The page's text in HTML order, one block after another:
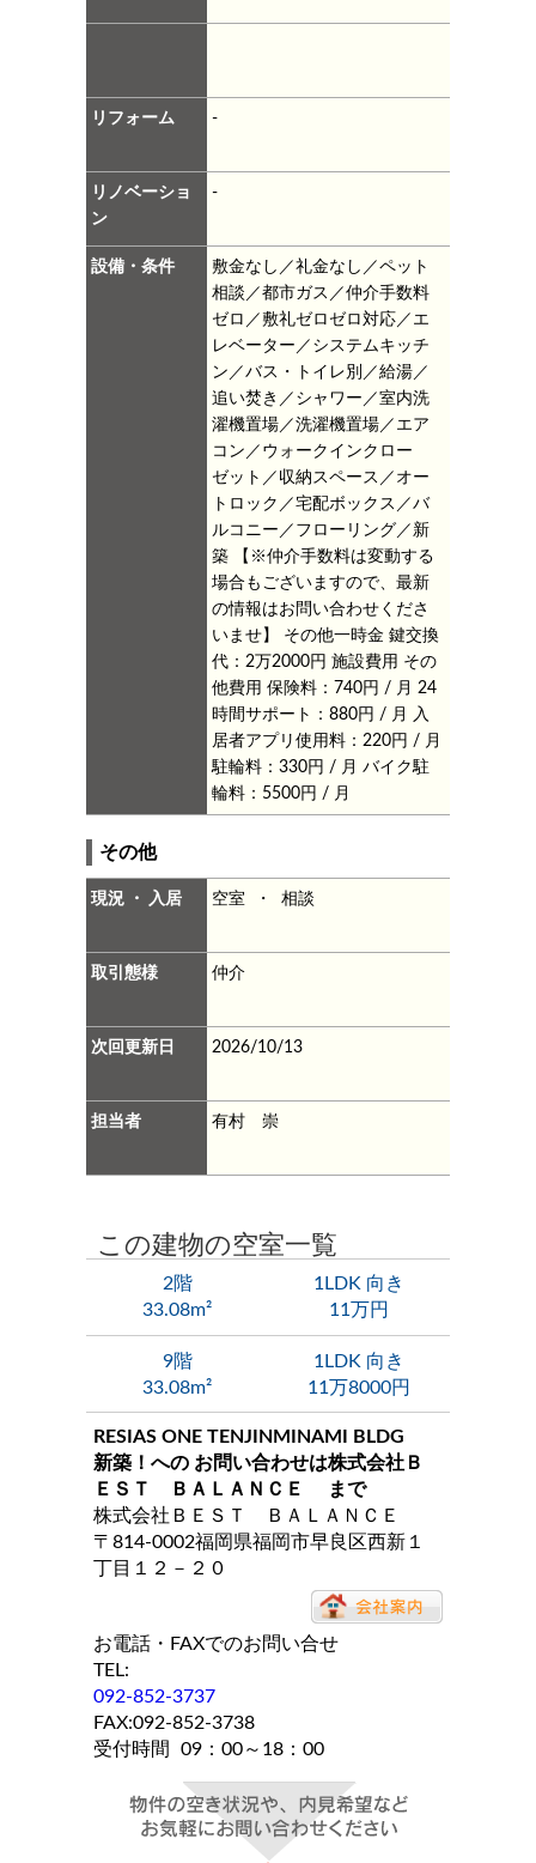
リフォーム -
リノベーショ
ン
-
設備・条件
敷金なし／礼金なし／ペット
相談／都市ガス／仲介手数料
ゼロ／敷礼ゼロゼロ対応／エ
レベーター／システムキッチ
ン／バス・トイレ別／給湯／
追い焚き／シャワー／室内洗
濯機置場／洗濯機置場／エア
コン／ウォークインクロー
ゼット／収納スペース／オー
トロック／宅配ボックス／バ
ルコニー／フローリング／新
築
【※仲介手数料は変動する
場合もございますので、最新
の情報はお問い合わせくださ
いませ】
その他一時金 鍵交換
代：2万2000円 施設費用 その
他費用 保険料：740円 / 月 24
時間サポート：880円 / 月
入
居者アプリ使用料：220円 / 月
駐輪料：330円 / 月 バイク駐
輪料：5500円 / 月
その他
現況 ・ 入居 空室 ・ 相談
取引態様 仲介
次回更新日 2026/10/13
担当者 有村 崇
この建物の空室一覧
2階
1LDK 向き
33.08m²
11万円
9階
1LDK 向き
33.08m²
11万8000円
RESIAS ONE TENJINMINAMI BLDG
新築！
への お問い合わせは株式会社Ｂ
ＥＳＴ ＢＡＬＡＮＣＥ
まで
株式会社ＢＥＳＴ ＢＡＬＡＮＣＥ
〒814-0002福岡県福岡市早良区西新１
丁目１２－２０
お電話・FAXでのお問い合せ
TEL:
092-852-3737
FAX:092-852-3738
受付時間
09：00～18：00